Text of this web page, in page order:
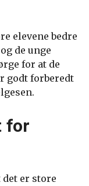
elevene bedre
de unge
for at de
godt forberedt
for
er store